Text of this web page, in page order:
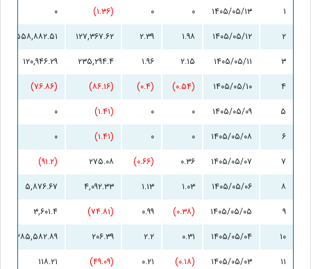
۱
۱۴۰۵/۰۵/۱۳ ۰ ۰ (۱.۳۶)
۰
۲
۱۴۰۵/۰۵/۱۲ ۱.۹۸ ۲.۳۹ ۱۲۷,۳۶۷.۶۲
۵۵۸,۸۸۲.۵۱
۳
۱۴۰۵/۰۵/۱۱ ۲.۱۵ ۱.۹۶ ۲۳۵,۲۹۴.۴
۱۲۰,۹۴۶.۲۹
۴
۱۴۰۵/۰۵/۱۰ (۰.۵۴) (۰.۴) (۸۶.۱۶)
(۷۶.۸۶)
۵
۱۴۰۵/۰۵/۰۹ ۰ ۰ (۱.۴۱)
۰
۶
۱۴۰۵/۰۵/۰۸ ۰ ۰ (۱.۴۱)
۰
۷
۱۴۰۵/۰۵/۰۷ ۰.۳۶ (۰.۶۶) ۲۷۵.۰۸
(۹۱.۲)
۸
۱۴۰۵/۰۵/۰۶ ۱.۰۳ ۱.۱۳ ۴,۰۹۲.۳۳
۵,۸۷۶.۶۷
۹
۱۴۰۵/۰۵/۰۵ (۰.۳۸) ۰.۹۹ (۷۴.۸۱)
۳,۶۰۱.۴
۱۰
۱۴۰۵/۰۵/۰۴ ۰.۳۱ ۲.۲ ۲۰۶.۳۹
۲۸۵,۵۸۲.۸۹
۱۱
۱۴۰۵/۰۵/۰۳ (۰.۱۸) ۰.۲۱ (۴۹.۰۹)
۱۱۸.۲۱